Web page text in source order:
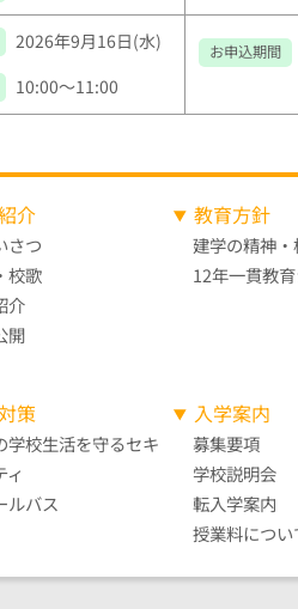
2026年9月16日(水)
10:00～11:00
お申込期間
介
さつ
校歌
介
開
教育方針
建学の精神・
12年一貫教
策
学校生活を守るセキ
ィ
ルバス
入学案内
募集要項
学校説明会
転入学案内
授業料につい